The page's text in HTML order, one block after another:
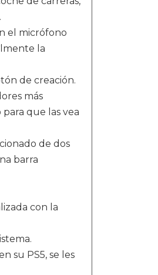
el micrófono
la
de creación.
más
que las vea
de dos
barra
con la
su PS5, se les